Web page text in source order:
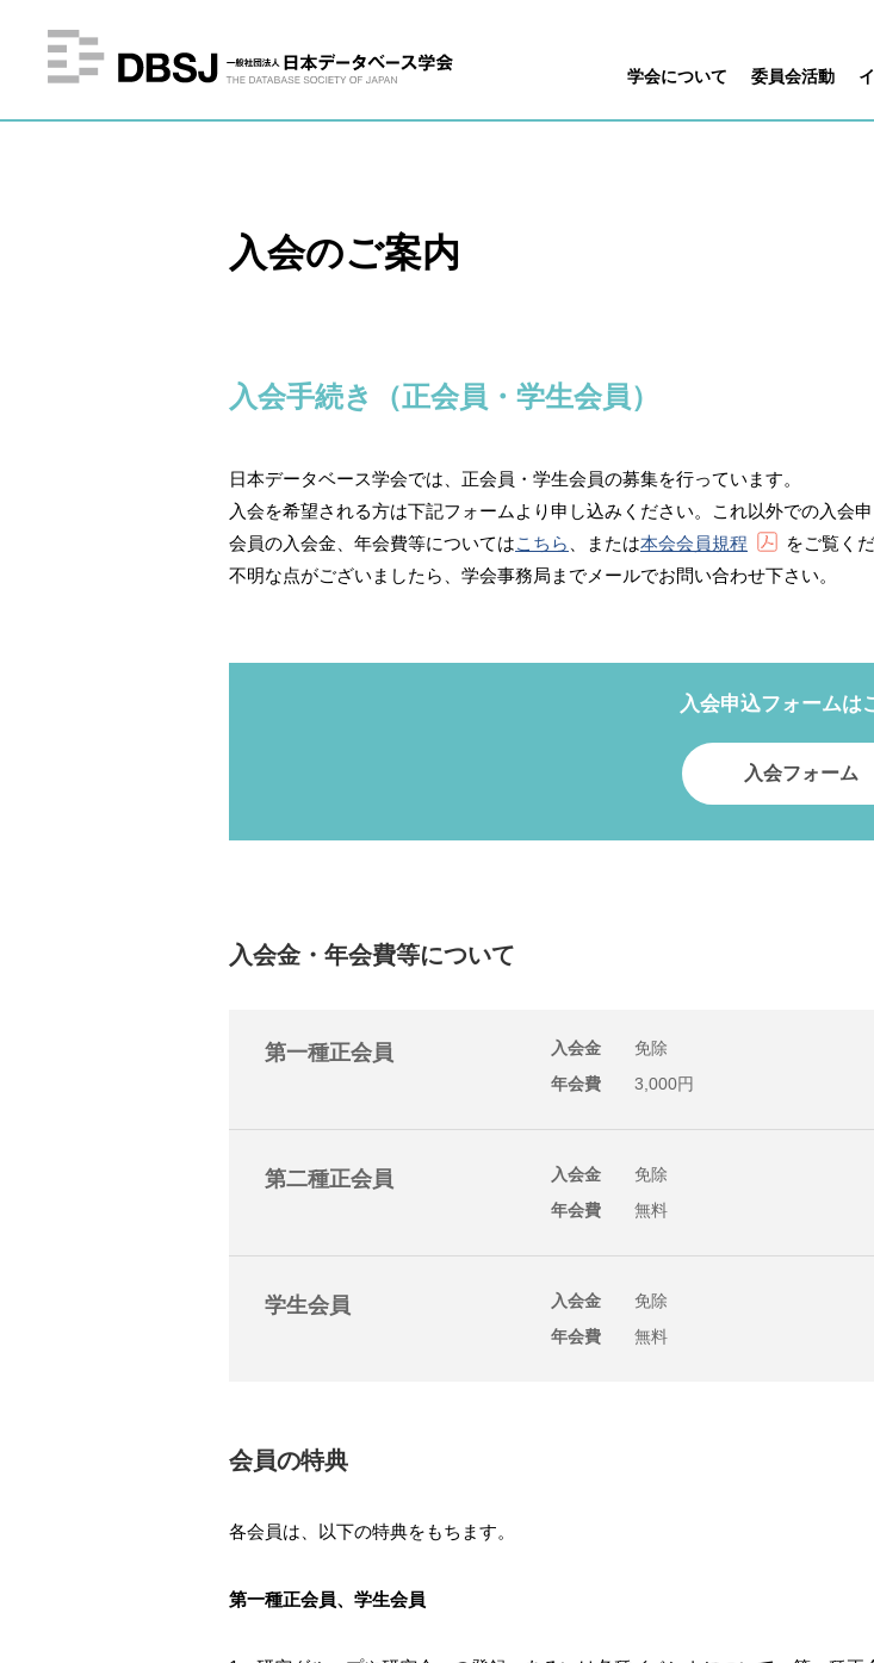
学会について 委員会活動
入会のご案内
入会手続き（正会員・学生会員）
日本データベース学会では、正会員・学生会員の募集を行っています。
入会を希望される方は下記フォームより申し込みください。これ以外での入会
会員の入会金、年会費等についてはこちら 、または本会会員規程
をご覧くだ
不明な点がございましたら、学会事務局までメールでお問い合わせ下さい。
入会申込フォームは
入会フォーム
入会金・年会費等について
第一種正会員 入会金
免除
年会費
3,000円
第二種正会員 入会金
免除
年会費
無料
学生会員 入会金
免除
年会費
無料
会員の特典
各会員は、以下の特典をもちます。
第一種正会員、学生会員